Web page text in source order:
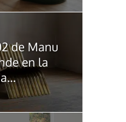
de Manu
en la